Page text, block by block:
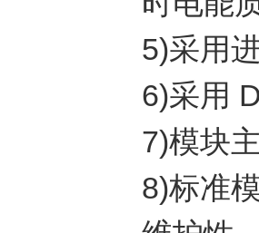
5)采用
6)采用
7)模块
8)标准